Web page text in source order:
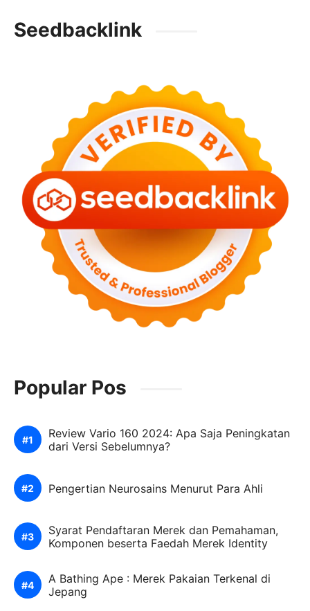
Seedbacklink
Popular Pos
Review Vario 160 2024: Apa Saja Peningkatan
dari Versi Sebelumnya?
Pengertian Neurosains Menurut Para Ahli
Syarat Pendaftaran Merek dan Pemahaman,
Komponen beserta Faedah Merek Identity
A Bathing Ape : Merek Pakaian Terkenal di
Jepang